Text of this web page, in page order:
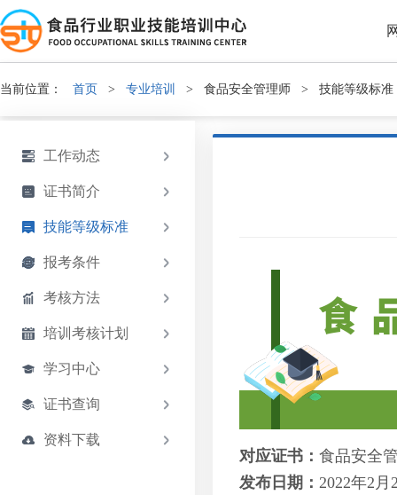
当前位置： 首页 > 专业培训 > 食品安全管理师 > 技能等级标准
工作动态
证书简介
技能等级标准
报考条件
考核方法
培训考核计划
学习中心
证书查询
资料下载
对应证书： 食品安全
发布日期： 2022年2月